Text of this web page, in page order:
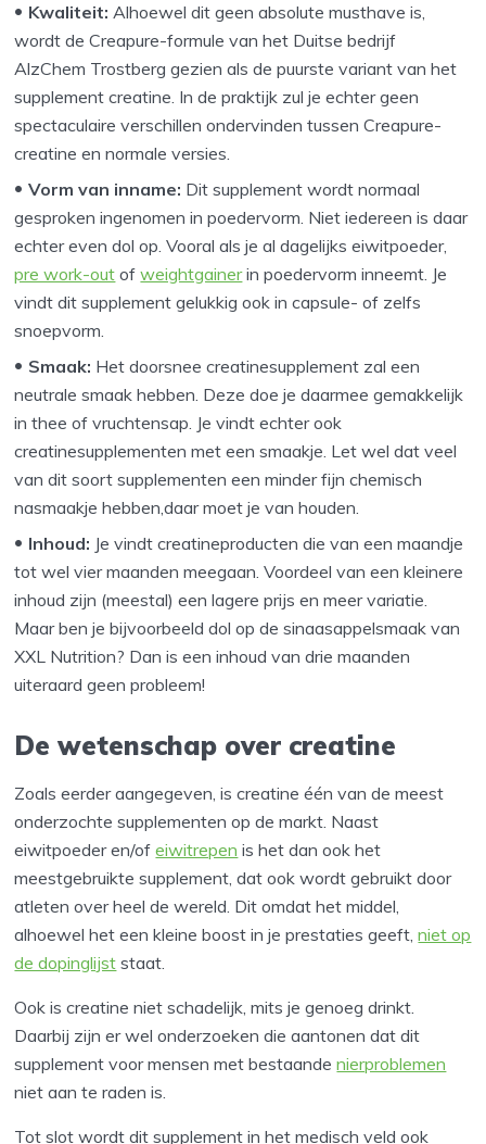
Kwaliteit:Alhoewel dit geen absolute musthave is,
wordt de Creapure-formule van het Duitse bedrijf
AlzChem Trostberg gezien als de puurste variant van het
supplement creatine. In de praktijk zul je echter geen
spectaculaire verschillen ondervinden tussen Creapure-
creatine en normale versies.
Vorm van inname: Dit supplement wordt normaal
gesproken ingenomen in poedervorm. Niet iedereen is daar
echter even dol op. Vooral als je al dagelijks eiwitpoeder,
pre work-out ofweightgainerin poedervorm inneemt. Je
vindt dit supplement gelukkig ook in capsule- of zelfs
snoepvorm.
Smaak: Het doorsnee creatinesupplement zal een
neutrale smaak hebben. Deze doe je daarmee gemakkelijk
in thee of vruchtensap. Je vindt echter ook
creatinesupplementen met een smaakje. Let wel dat veel
van dit soort supplementen een minder fijn chemisch
nasmaakje hebben,daar moet je van houden.
Inhoud: Je vindt creatineproducten die van een maandje
tot wel vier maanden meegaan. Voordeel van een kleinere
inhoud zijn (meestal) een lagere prijs en meer variatie.
Maar ben je bijvoorbeeld dol op de sinaasappelsmaak van
XXL Nutrition? Dan is een inhoud van drie maanden
uiteraard geen probleem!
De wetenschap over creatine
Zoals eerder aangegeven, is creatine één van de meest
onderzochte supplementen op de markt. Naast
eiwitpoeder en/ofeiwitrepen is het dan ook het
meestgebruikte supplement, dat ook wordt gebruikt door
atleten over heel de wereld. Dit omdat het middel,
alhoewel het een kleine boost in je prestaties geeft,niet op
de dopinglijst staat.
Ook is creatine niet schadelijk, mits je genoeg drinkt.
Daarbij zijn er wel onderzoeken die aantonen dat dit
supplement voor mensen met bestaandenierproblemen
niet aan te raden is.
Tot slot wordt dit supplement in het medisch veld ook